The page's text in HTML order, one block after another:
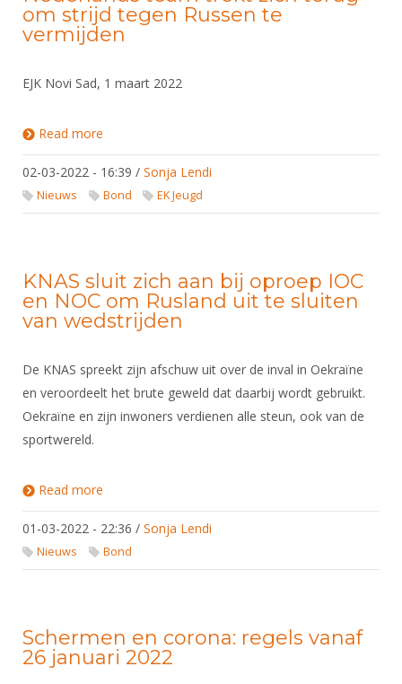
om strijd tegen Russen te
vermijden
EJK Novi Sad, 1 maart 2022
Read more
02-03-2022 - 16:39 / Sonja Lendi
Nieuws Bond EK Jeugd
KNAS sluit zich aan bij oproep IOC
en NOC om Rusland uit te sluiten
van wedstrijden
De KNAS spreekt zijn afschuw uit over de inval in Oekraïne
en veroordeelt het brute geweld dat daarbij wordt gebruikt.
Oekraïne en zijn inwoners verdienen alle steun, ook van de
sportwereld.
Read more
01-03-2022 - 22:36 / Sonja Lendi
Nieuws Bond
Schermen en corona: regels vanaf
26 januari 2022